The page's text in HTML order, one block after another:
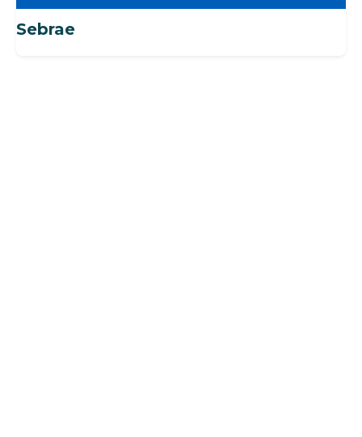
Sebrae